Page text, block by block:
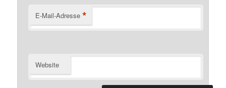
E-Mail-Adresse *
Website